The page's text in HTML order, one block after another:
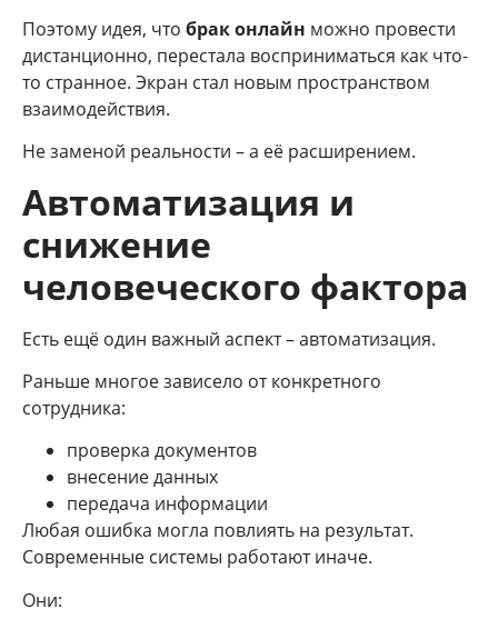
Поэтому идея, что брак онлайн можно провести
дистанционно, перестала восприниматься как что-
то странное. Экран стал новым пространством
взаимодействия.
Не заменой реальности – а её расширением.
Автоматизация и
снижение
человеческого фактора
Есть ещё один важный аспект – автоматизация.
Раньше многое зависело от конкретного
сотрудника:
проверка документов
внесение данных
передача информации
Любая ошибка могла повлиять на результат.
Современные системы работают иначе.
Они: